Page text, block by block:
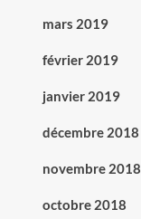
mars 2019
février 2019
janvier 2019
décembre 2018
novembre 2018
octobre 2018